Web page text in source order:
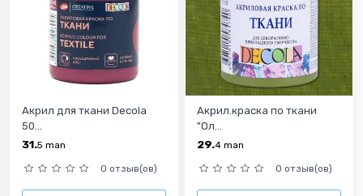
Акрил для ткани Decola
50...
31.5 man
0 отзыв(ов)
Акрил.краска по ткани
"Ол...
29.4 man
0 отзыв(ов)